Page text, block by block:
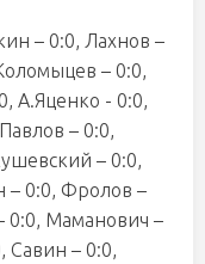
– 0:0, Лахнов –
– 0:0,
А.Яценко - 0:0,
– 0:0,
– 0:0,
– 0:0, Фролов –
0:0, Маманович –
Савин – 0:0,